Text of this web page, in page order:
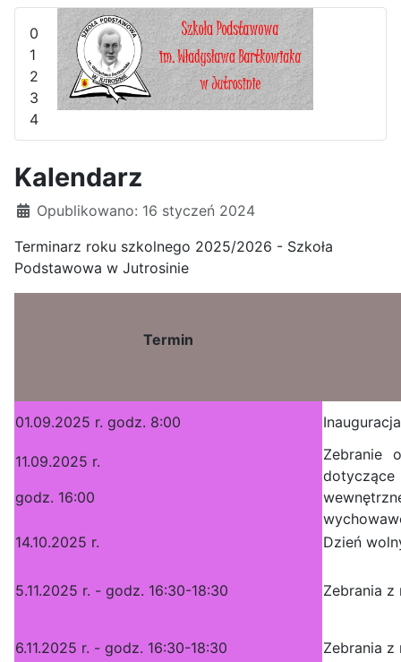
0
1
2
3
4
Kalendarz
Szczegóły
Opublikowano: 16 styczeń 2024
Terminarz roku szkolnego 2025/2026 - Szkoła
Podstawowa w Jutrosinie
Termin
01.09.2025 r. godz. 8:00
11.09.2025 r.
godz. 16:00
Zebranie
14.10.2025 r.
Dzień
5.11.2025 r. - godz. 16:30-18:30 Zebrania z
6.11.2025 r. - godz. 16:30-18:30 Zebrania